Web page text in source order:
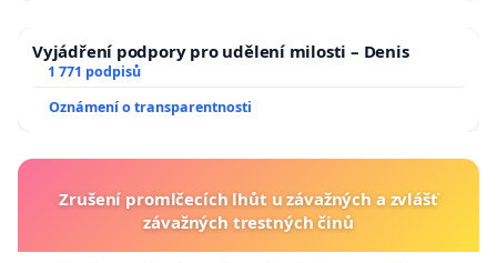
Vyjádření podpory pro udělení milosti – Denis
1 771 podpisů
Oznámení o transparentnosti
Zrušení promlčecích lhůt u závažných a zvlášť
závažných trestných činů